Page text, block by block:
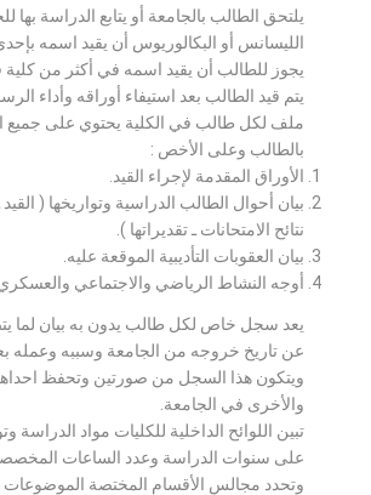
يلتحق الطالب بالجامعة أو يتابع الدراسة
الليسانس أو البكالوريوس أن يقيد اسمه
يجوز للطالب أن يقيد اسمه في أكثر من
يتم قيد الطالب بعد استيفاء أوراقه وأداء
ملف لكل طالب في الكلية يحتوي على جميع
بالطالب وعلى الأخص :
الأوراق المقدمة لإجراء القيد.
بيان أحوال الطالب الدراسية وتواريخها ( القيد
نتائح الامتحانات ـ تقديراتها ).
بيان العقوبات التأديبية الموقعة عليه.
أوجه النشاط الرياضي والاجتماعي
يعد سجل خاص لكل طالب يدون به بيان لما
عن تاريخ خروجه من الجامعة وسببه وعمله
ويتكون هذا السجل من صورتين وتحفظ
والأخرى في الجامعة.
تبين اللوائح الداخلية للكليات مواد الدراسة
على سنوات الدراسة وعدد الساعات
وتحدد مجالس الأقسام المختصة